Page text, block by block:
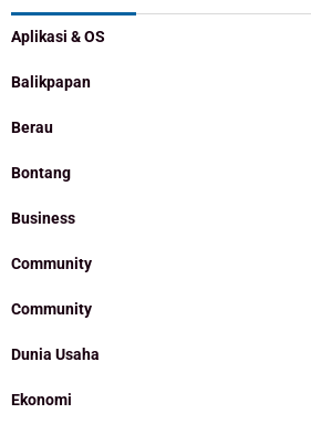
Aplikasi & OS
Balikpapan
Berau
Bontang
Business
Community
Community
Dunia Usaha
Ekonomi